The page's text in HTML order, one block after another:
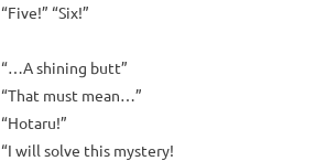
“Five!” “Six!”
“…A shining butt”
“That must mean…”
“Hotaru!”
“I will solve this mystery!